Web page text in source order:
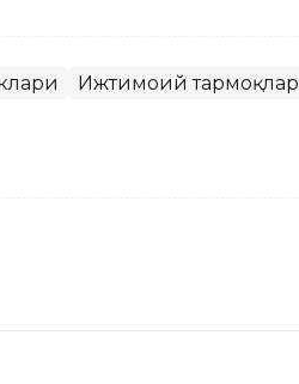
Ижтимоий тармоқлар